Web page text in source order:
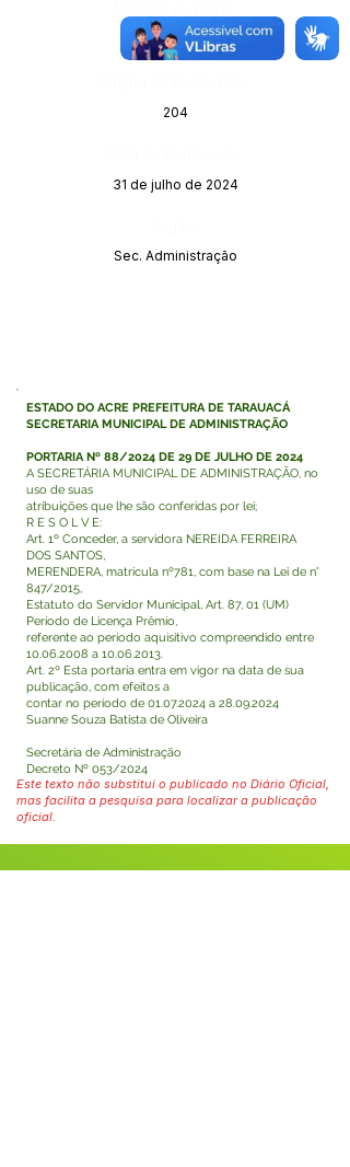
13830
204
31 de julho de 2024
Sec. Administração
ESTADO DO ACRE PREFEITURA DE TARAUACÁ
SECRETARIA MUNICIPAL DE ADMINISTRAÇÃO
PORTARIA Nº 88/2024 DE 29 DE JULHO DE 2024
A SECRETÁRIA MUNICIPAL DE ADMINISTRAÇÃO, no
uso de suas
atribuições que lhe são conferidas por lei;
R E S O L V E:
Art. 1º Conceder, a servidora NEREIDA FERREIRA
DOS SANTOS,
MERENDERA, matricula nº781, com base na Lei de n°
847/2015,
Estatuto do Servidor Municipal, Art. 87, 01 (UM)
Período de Licença Prêmio,
referente ao período aquisitivo compreendido entre
10.06.2008 a 10.06.2013.
Art. 2º Esta portaria entra em vigor na data de sua
publicação, com efeitos a
contar no período de 01.07.2024 a 28.09.2024
Suanne Souza Batista de Oliveira
Secretária de Administração
Decreto Nº 053/2024
Este texto não substitui o publicado no Diário Oficial,
mas facilita a pesquisa para localizar a publicação
oficial.